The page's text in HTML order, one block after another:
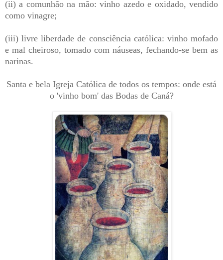
(ii) a comunhão na mão: vinho azedo e oxidado, vendido
como vinagre;
(iii) livre liberdade de consciência católica: vinho mofado
e mal cheiroso, tomado com náuseas, fechando-se bem as
narinas.
Santa e bela Igreja Católica de todos os tempos: onde está
o 'vinho bom' das Bodas de Caná?